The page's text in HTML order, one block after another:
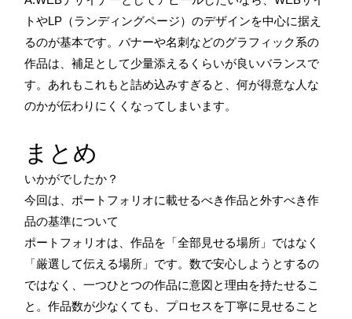
トやLP（ランディングページ）のデザインを中心に据え
るのが基本です。バナーや名刺などのグラフィック系の
作品は、補足として少量添えるくらいが良いバランスで
す。あれもこれもと詰め込みすぎると、何が得意な人な
のかが伝わりにくくなってしまいます。
まとめ
いかがでしたか？
今回は、ポートフォリオに載せるべき作品と外すべき作
品の基準について
ポートフォリオは、作品を「全部見せる場所」ではなく
「厳選して伝える場所」です。数で安心しようとするの
ではなく、一つひとつの作品に意図と理由を持たせるこ
と。作品数が少なくても、プロセスを丁寧に見せること